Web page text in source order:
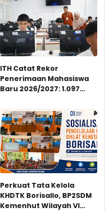
ITH Catat Rekor
Penerimaan Mahasiswa
Baru 2026/2027: 1.097
Mandiri Masih Dibuka
Perkuat Tata Kelola
KHDTK Borisallo, BP2SDM
Kemenhut Wilayah VI